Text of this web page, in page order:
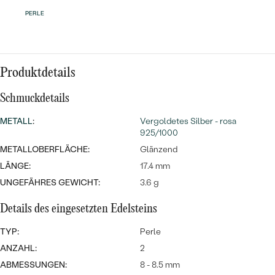
Eheringe
ANSCHAUEN
NACH MATERIAL
GOLD
PLATIN
SILBER
SCHMUCK MIT LAB GROWN
DIAMANTEN
PERLENSCHMUCK
PERSONALISIERT
NACH ANLASS
LUXURIÖSE
PERLE
Produktdetails
Schmuckdetails
METALL:
Vergoldetes Silber - rosa
925/1000
METALLOBERFLÄCHE:
Glänzend
LÄNGE:
17.4 mm
UNGEFÄHRES GEWICHT:
3.6 g
Details des eingesetzten Edelsteins
TYP:
Perle
ANZAHL:
2
ABMESSUNGEN:
8 - 8.5 mm